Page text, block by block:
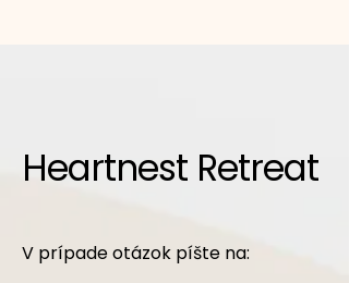
Heartnest Retreat
V prípade otázok píšte na: